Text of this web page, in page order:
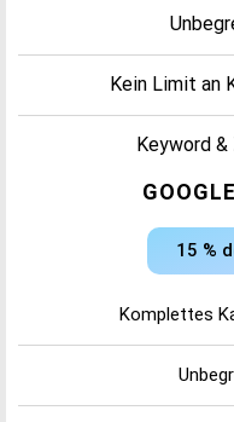
Kein Limit an
Keyword &
Erstellung der
15 %
Komplettes